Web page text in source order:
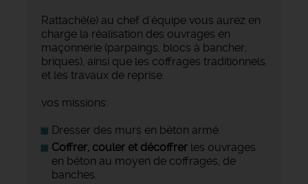
Rattaché(e) au chef d'équipe vous aurez en
charge la réalisation des ouvrages en
maçonnerie (parpaings, blocs à bancher,
briques), ainsi que les coffrages traditionnels
et les travaux de reprise.
vos missions:
Dresser des murs en béton armé.
Coffrer, couler et décoffrer les ouvrages
en béton au moyen de coffrages, de
banches.